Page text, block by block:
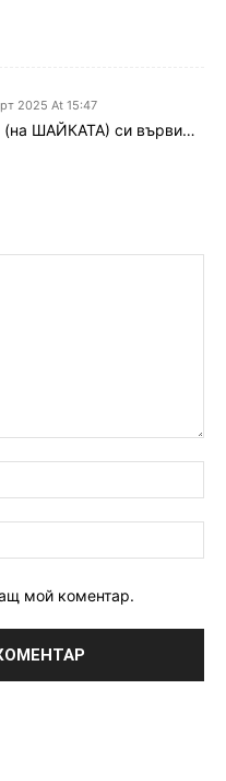
2025 At 15:47
(на ШАЙКАТА) си върви…
мой коментар.